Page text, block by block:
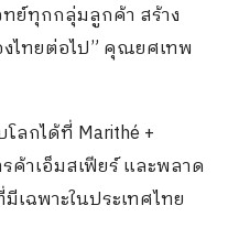
ย์ทุกกลุ่มลูกค้า สร้าง
ไทยต่อไป” คุณยศเทพ
กได้ที่ Marithé +
ค้าเอ็มสเฟียร์ และพลาด
เฉพาะในประเทศไทย